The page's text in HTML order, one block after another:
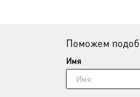
Поможем
Имя